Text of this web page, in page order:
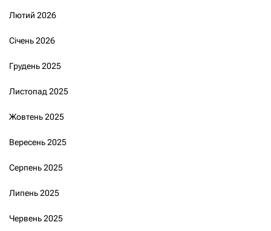
Лютий 2026
Січень 2026
Грудень 2025
Листопад 2025
Жовтень 2025
Вересень 2025
Серпень 2025
Липень 2025
Червень 2025